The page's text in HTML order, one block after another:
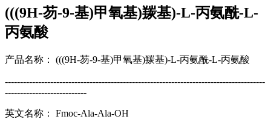
(((9H-芴-9-基)甲氧基)羰基)-L-丙氨酰-L-
丙氨酸
产品名称： (((9H-芴-9-基)甲氧基)羰基)-L-丙氨酰-L-丙氨酸
--------------------------------------------------------------------------------------
---------------------------
英文名称： Fmoc-Ala-Ala-OH